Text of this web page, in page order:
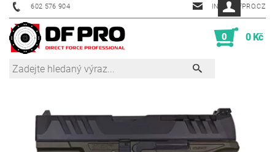
602 576 904 INFO@DFPRO.CZ
0 0 Kč